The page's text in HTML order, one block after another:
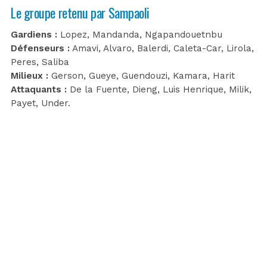
Le groupe retenu par Sampaoli
Gardiens : Lopez, Mandanda, Ngapandouetnbu
Défenseurs : Amavi, Alvaro, Balerdi, Caleta-Car, Lirola,
Peres, Saliba
Milieux : Gerson, Gueye, Guendouzi, Kamara, Harit
Attaquants : De la Fuente, Dieng, Luis Henrique, Milik,
Payet, Under.